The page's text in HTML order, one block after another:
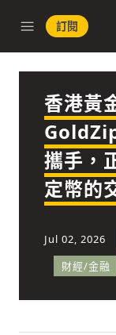
訂閱
快速連結
香港黃
攜手，
定幣的
Jul 02, 2026
財經/金融